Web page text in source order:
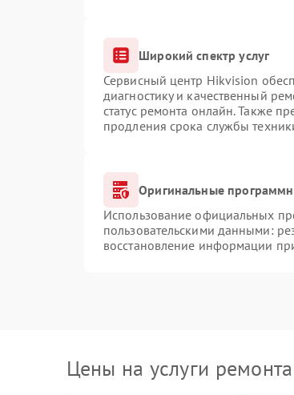
Широкий спектр услуг
Сервисный центр Hikvision
диагностику и качественный
статус ремонта онлайн. Также
продления срока службы
Оригинальные
Использование официальных
пользовательскими данными:
восстановление информации
Цены на услуги ремонта